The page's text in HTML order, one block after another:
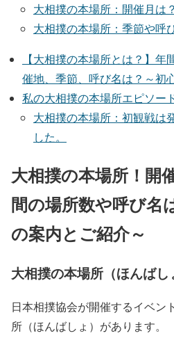
大相撲の本場所：開催月は？
大相撲の本場所：季節や呼
【大相撲の本場所とは？】
催地、季節、呼び名は？～初
私の大相撲の本場所エピソー
大相撲の本場所：初観戦は
した。
大相撲の本場所！開
間の場所数や呼び名
の案内とご紹介～
大相撲の本場所（ほんばし
日本相撲協会が開催するイベン
所（ほんばしょ） があります。